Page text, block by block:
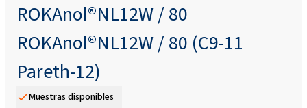
ROKAnol®NL12W / 80
ROKAnol®NL12W / 80 (C9-11
Pareth-12)
Muestras disponibles